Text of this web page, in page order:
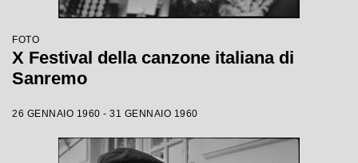
FOTO
X Festival della canzone italiana di
Sanremo
26 GENNAIO 1960 - 31 GENNAIO 1960